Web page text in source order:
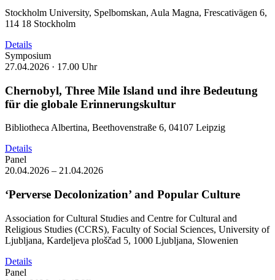
Stockholm University, Spelbomskan, Aula Magna, Frescativägen 6,
114 18 Stockholm
Details
Symposium
27.04.2026 · 17.00 Uhr
Chernobyl, Three Mile Island und ihre Bedeutung
für die globale Erinnerungskultur
Bibliotheca Albertina, Beethovenstraße 6, 04107 Leipzig
Details
Panel
20.04.2026 – 21.04.2026
‘Perverse Decolonization’ and Popular Culture
Association for Cultural Studies and Centre for Cultural and
Religious Studies (CCRS), Faculty of Social Sciences, University of
Ljubljana, Kardeljeva ploščad 5, 1000 Ljubljana, Slowenien
Details
Panel